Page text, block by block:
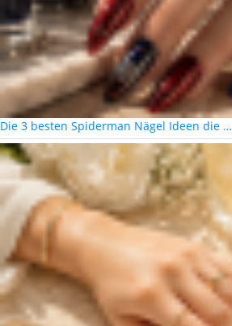
Die 3 besten Spiderman Nägel Ideen die …